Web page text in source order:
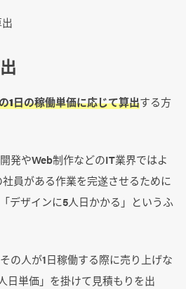
1日の稼働単価に応じて算出する方
発やWeb制作などのIT業界ではよ
社員がある作業を完遂させるために
デザインに5人日かかる」というふ
の人が1日稼働する際に売り上げな
日単価」を掛けて見積もりを出